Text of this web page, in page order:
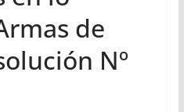
de
Nº